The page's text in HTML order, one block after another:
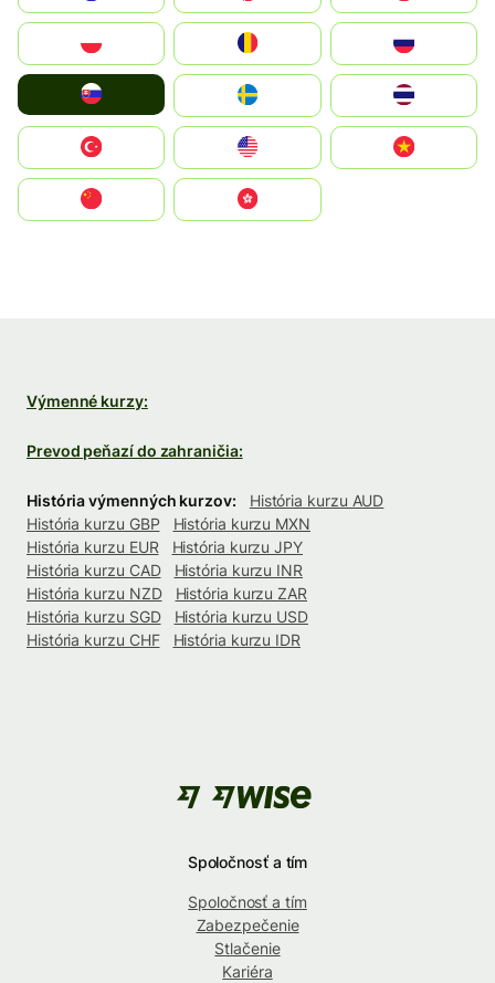
United States
中國香港特別行政區
Výmenné kurzy:
Prevod peňazí do zahraničia:
História výmenných kurzov:
História kurzu AUD
História kurzu GBP
História kurzu MXN
História kurzu EUR
História kurzu JPY
História kurzu CAD
História kurzu INR
História kurzu NZD
História kurzu ZAR
História kurzu SGD
História kurzu USD
História kurzu CHF
História kurzu IDR
Spoločnosť a tím
Spoločnosť a tím
Zabezpečenie
Stlačenie
Kariéra